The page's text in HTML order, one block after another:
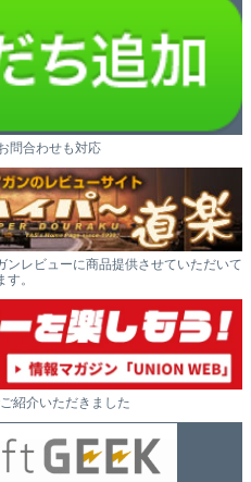
問合わせも対応
レビューに商品提供させていただいて
す。
紹介いただきました